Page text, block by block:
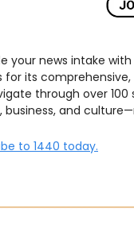
your news intake with
for its
through over
business, and
to 1440 today.